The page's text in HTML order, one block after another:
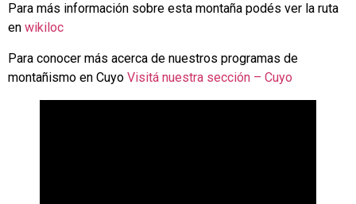
Para más información sobre esta montaña podés ver la ruta
en wikiloc
Para conocer más acerca de nuestros programas de
montañismo en Cuyo Visitá nuestra sección – Cuyo